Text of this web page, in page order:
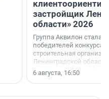
застройщик
области» 2026
Группа Аквилон стала
победителей конкурса
строительная
Ленинградской области
номинации «Самый
застройщик
области».
6 августа, 16:50